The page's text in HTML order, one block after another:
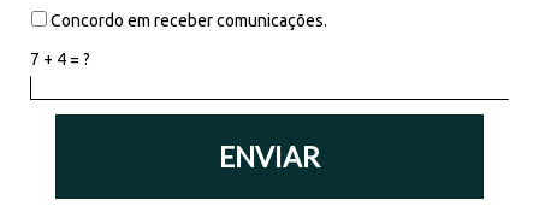
Concordo em receber comunicações.
7 + 4 = ?
ENVIAR